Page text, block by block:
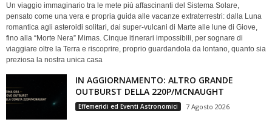
Un viaggio immaginario tra le mete più affascinanti del Sistema Solare,
pensato come una vera e propria guida alle vacanze extraterrestri: dalla Luna
romantica agli asteroidi solitari, dai super-vulcani di Marte alle lune di Giove,
fino alla “Morte Nera” Mimas. Cinque itinerari impossibili, per sognare di
viaggiare oltre la Terra e riscoprire, proprio guardandola da lontano, quanto sia
preziosa la nostra unica casa
IN AGGIORNAMENTO: ALTRO GRANDE
OUTBURST DELLA 220P/MCNAUGHT
Effemeridi ed Eventi Astronomici 7 Agosto 2026